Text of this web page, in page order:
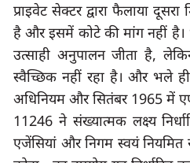
प्राइवेट सेक्टर द्वारा फैलाया
है और इसमें कोटे की मांग नहीं
उत्साही अनुपालन जीता है,
स्वैच्छिक नहीं रहा है। और भले ही
अधिनियम और सितंबर 1965
11246 ने संख्यात्मक लक्ष्य
एजेंसियां ​​​​और निगम स्वयं नियमित